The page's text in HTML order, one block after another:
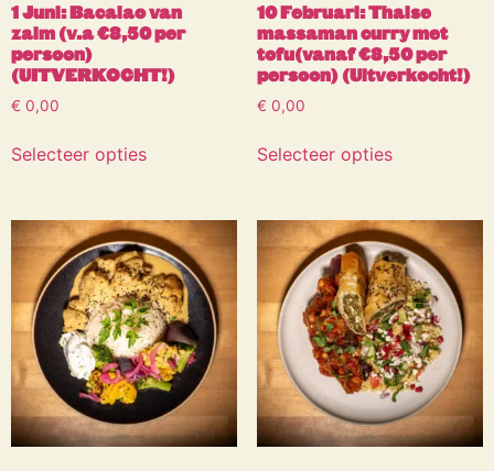
1 Juni: Bacalao van
zalm (v.a €8,50 per
persoon)
(UITVERKOCHT!)
€ 0,00
Selecteer opties
10 Februari: Thaise
massaman curry met
tofu(vanaf €8,50 per
persoon) (Uitverkocht!)
€ 0,00
Selecteer opties